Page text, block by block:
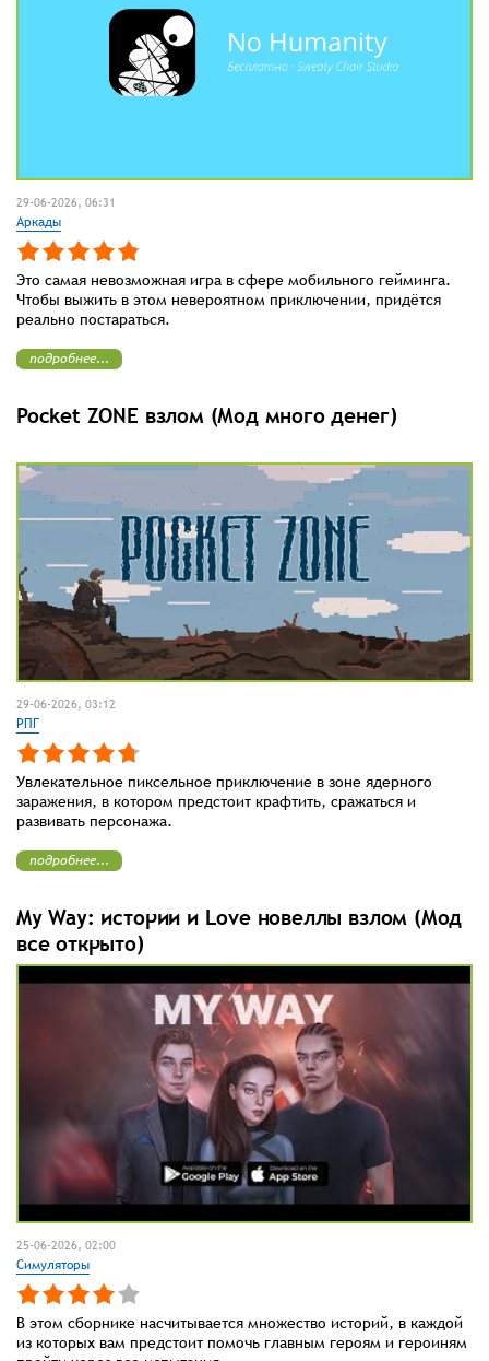
29-06-2026, 06:31
Аркады
Это самая невозможная игра в сфере мобильного гейминга.
Чтобы выжить в этом невероятном приключении, придётся
реально постараться.
подробнее...
29-06-2026, 03:12
Pocket ZONE взлом (Мод много денег)
РПГ
Увлекательное пиксельное приключение в зоне ядерного
заражения, в котором предстоит крафтить, сражаться и
развивать персонажа.
подробнее...
25-06-2026, 02:00
My Way: истории и Love новеллы взлом (Мод
все открыто)
Симуляторы
В этом сборнике насчитывается множество историй, в каждой
из которых вам предстоит помочь главным героям и героиням